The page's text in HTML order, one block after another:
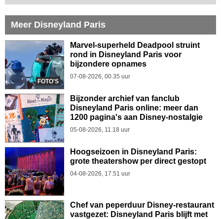
Meer Disneyland Paris
FOTO'S
Marvel-superheld Deadpool struint
rond in Disneyland Paris voor
bijzondere opnames
07-08-2026, 00.35 uur
Bijzonder archief van fanclub
Disneyland Paris online: meer dan
1200 pagina's aan Disney-nostalgie
05-08-2026, 11.18 uur
Hoogseizoen in Disneyland Paris:
grote theatershow per direct gestopt
04-08-2026, 17.51 uur
Chef van peperduur Disney-restaurant
vastgezet: Disneyland Paris blijft met